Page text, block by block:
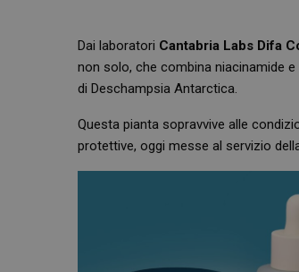
Dai laboratori Cantabria Labs Difa
non solo, che combina niacinamide
di Deschampsia Antarctica.
Questa pianta sopravvive alle
protettive, oggi messe al servizio